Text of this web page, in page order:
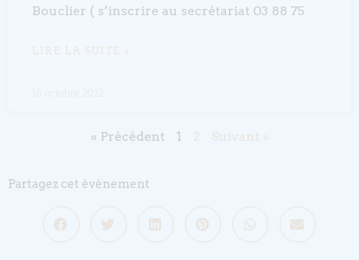
Bouclier ( s’inscrire au secrétariat 03 88 75
LIRE LA SUITE »
« Précédent 1 2 Suivant »
Partagez cet événement